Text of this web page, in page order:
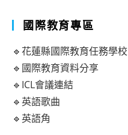
國際教育專區
🔹花蓮縣國際教育任務學校
🔹國際教育資料分享
🔹ICL會議連結
🔹英語歌曲
🔹英語角